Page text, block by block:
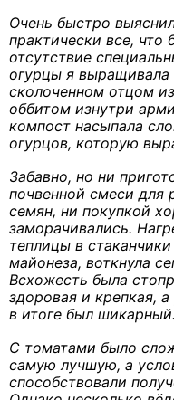
Очень быстро
практически все, что
отсутствие
огурцы я
сколоченном отцом
оббитом изнутри
компост насыпала
огурцов, которую
Забавно, но ни
почвенной смеси для
семян, ни покупкой
заморачивались.
теплицы в
майонеза, воткнула
Всхожесть была
здоровая и крепкая,
в итоге был шикарный.
С томатами было
самую лучшую, а
способствовали